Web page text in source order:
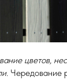
цветов,
Чередование